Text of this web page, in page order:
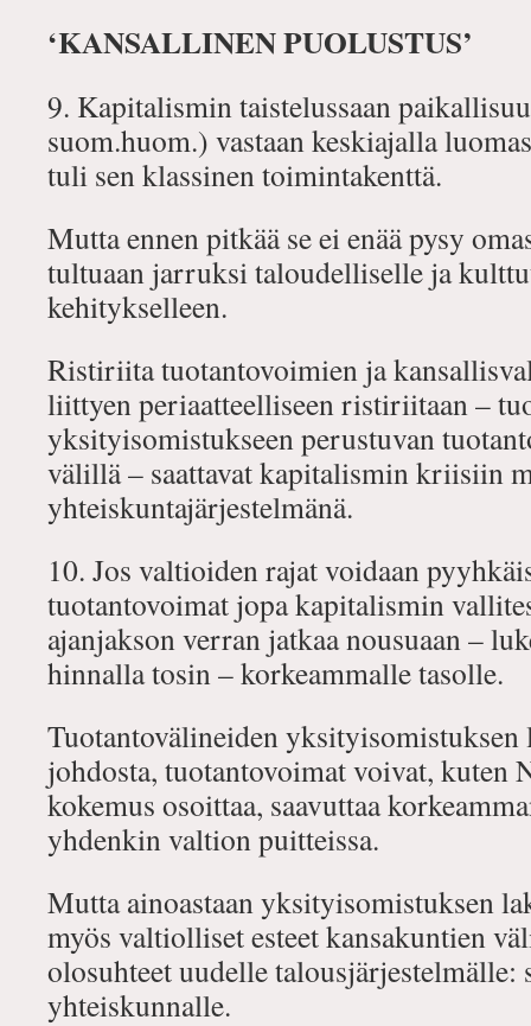
‘KANSALLINEN PUOLUSTUS’
9. Kapitalismin taistelussaan
suom.huom.) vastaan keskiajalla
tuli sen klassinen toimintakenttä.
Mutta ennen pitkää se ei enää pysy
tultuaan jarruksi taloudelliselle ja
kehitykselleen.
Ristiriita tuotantovoimien ja
liittyen periaatteelliseen ristiriitaan –
yksityisomistukseen perustuvan
välillä – saattavat kapitalismin kriisiin
yhteiskuntajärjestelmänä.
10. Jos valtioiden rajat voidaan
tuotantovoimat jopa kapitalismin
ajanjakson verran jatkaa nousuaan –
hinnalla tosin – korkeammalle tasolle.
Tuotantovälineiden yksityisomistuksen
johdosta, tuotantovoimat voivat, kuten
kokemus osoittaa, saavuttaa
yhdenkin valtion puitteissa.
Mutta ainoastaan yksityisomistuksen
myös valtiolliset esteet kansakuntien
olosuhteet uudelle talousjärjestelmälle:
yhteiskunnalle.